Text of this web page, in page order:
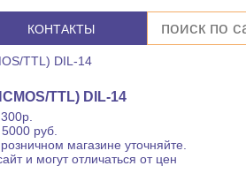
КОНТАКТЫ
TTL) DIL-14
TTL) DIL-14
руб.
магазине уточняйте.
и могут отличаться от цен